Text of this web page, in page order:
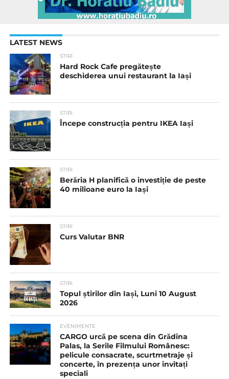
LATEST NEWS
STIRI
Hard Rock Cafe pregătește
deschiderea unui restaurant la Iași
STIRI
Începe construcția pentru IKEA Iași
STIRI
Berăria H planifică o investiție de peste
40 milioane euro la Iași
STIRI
Curs Valutar BNR
STIRI
Topul știrilor din Iași, Luni 10 August
2026
EVENIMENTE
CARGO urcă pe scena din Grădina
Palas, la Serile Filmului Românesc:
pelicule consacrate, scurtmetraje și
concerte, în prezența unor invitați
speciali